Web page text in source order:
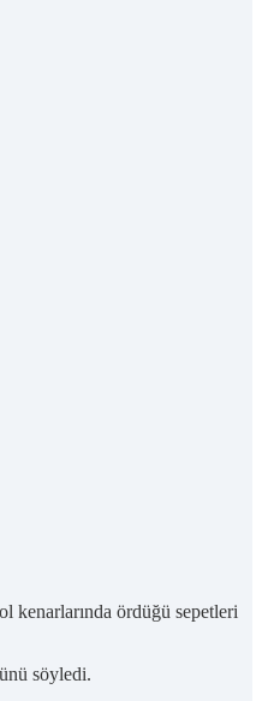
kenarlarında ördüğü sepetleri
söyledi.